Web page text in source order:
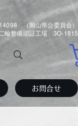
（岡山県公委員会）
輪整備認証工場 3O-1815
お問合せ